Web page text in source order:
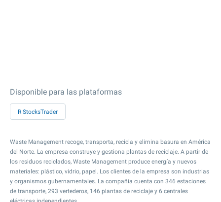
Disponible para las plataformas
R StocksTrader
Waste Management recoge, transporta, recicla y elimina basura en América
del Norte. La empresa construye y gestiona plantas de reciclaje. A partir de
los residuos reciclados, Waste Management produce energía y nuevos
materiales: plástico, vidrio, papel. Los clientes de la empresa son industrias
y organismos gubernamentales. La compañía cuenta con 346 estaciones
de transporte, 293 vertederos, 146 plantas de reciclaje y 6 centrales